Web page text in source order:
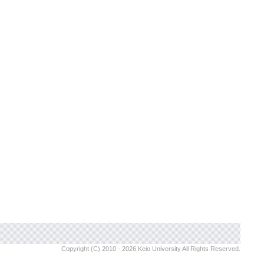
Copyright (C) 2010 - 2026 Keio University All Rights Reserved.